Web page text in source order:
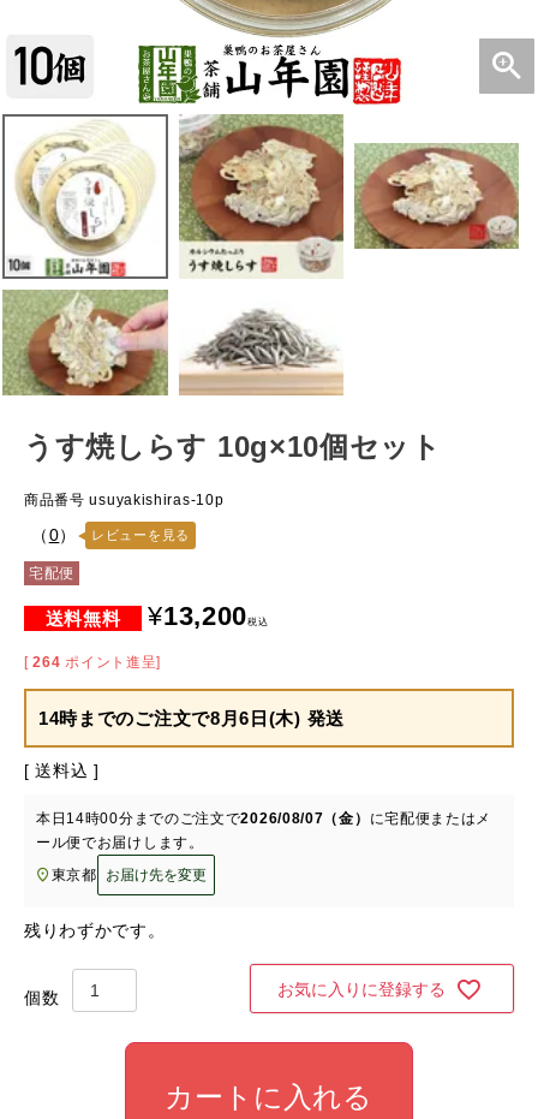
うす焼しらす 10g×10個セット
商品番号 usuyakishiras-10p
（0） レビューを見る
宅配便
¥13,200税込
[ 264 ポイント進呈]
14時までのご注文で8月6日(木) 発送
送料込
本日 14時00分 までのご注文で2026/08/07（金） に宅配便またはメ
ール便でお届けします。
東京都
お届け先を変更
残りわずかです。
お気に入りに登録する
カートに入れる